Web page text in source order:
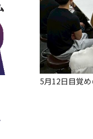
5月12日目覚